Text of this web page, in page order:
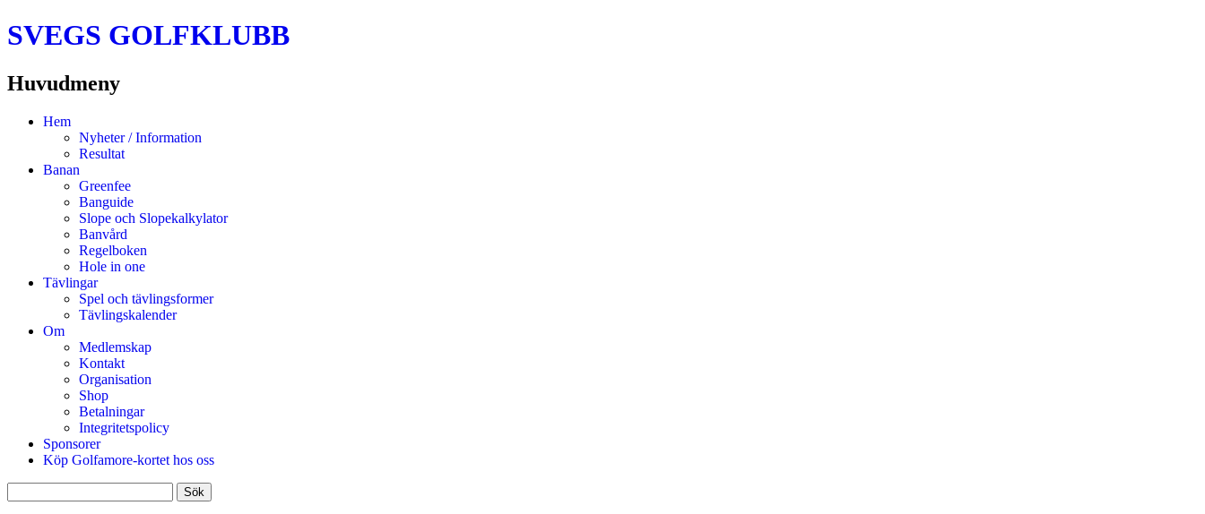
SVEGS GOLFKLUBB
Huvudmeny
HoppaHem
Nyheter / Information
Resultat
Banan
Greenfee
Banguide
Slope och Slopekalkylator
Banvård
Regelboken
Hole in one
Tävlingar
Spel och tävlingsformer
Tävlingskalender
Om
Medlemskap
Kontakt
Organisation
Shop
Betalningar
Integritetspolicy
Sponsorer
Köp Golfamore-kortet hos oss
efter: